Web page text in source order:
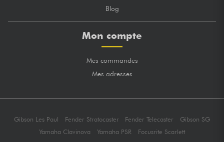
Blog
Mon compte
Mes commandes
Mes adresses
Gibson Les Paul Fender Stratocaster Fender Telecaster
Gibson SG
Yamaha Clavinova
Yamaha PSR
Focusrite Scarlett